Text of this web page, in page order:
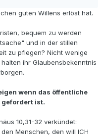
guten Willens erlöst hat.
bequem zu werden
und in der stillen
zu pflegen? Nicht wenige
ihr Glaubensbekenntnis
wenn das öffentliche
gefordert ist.
10,31-32 verkündet:
Menschen, den will ICH